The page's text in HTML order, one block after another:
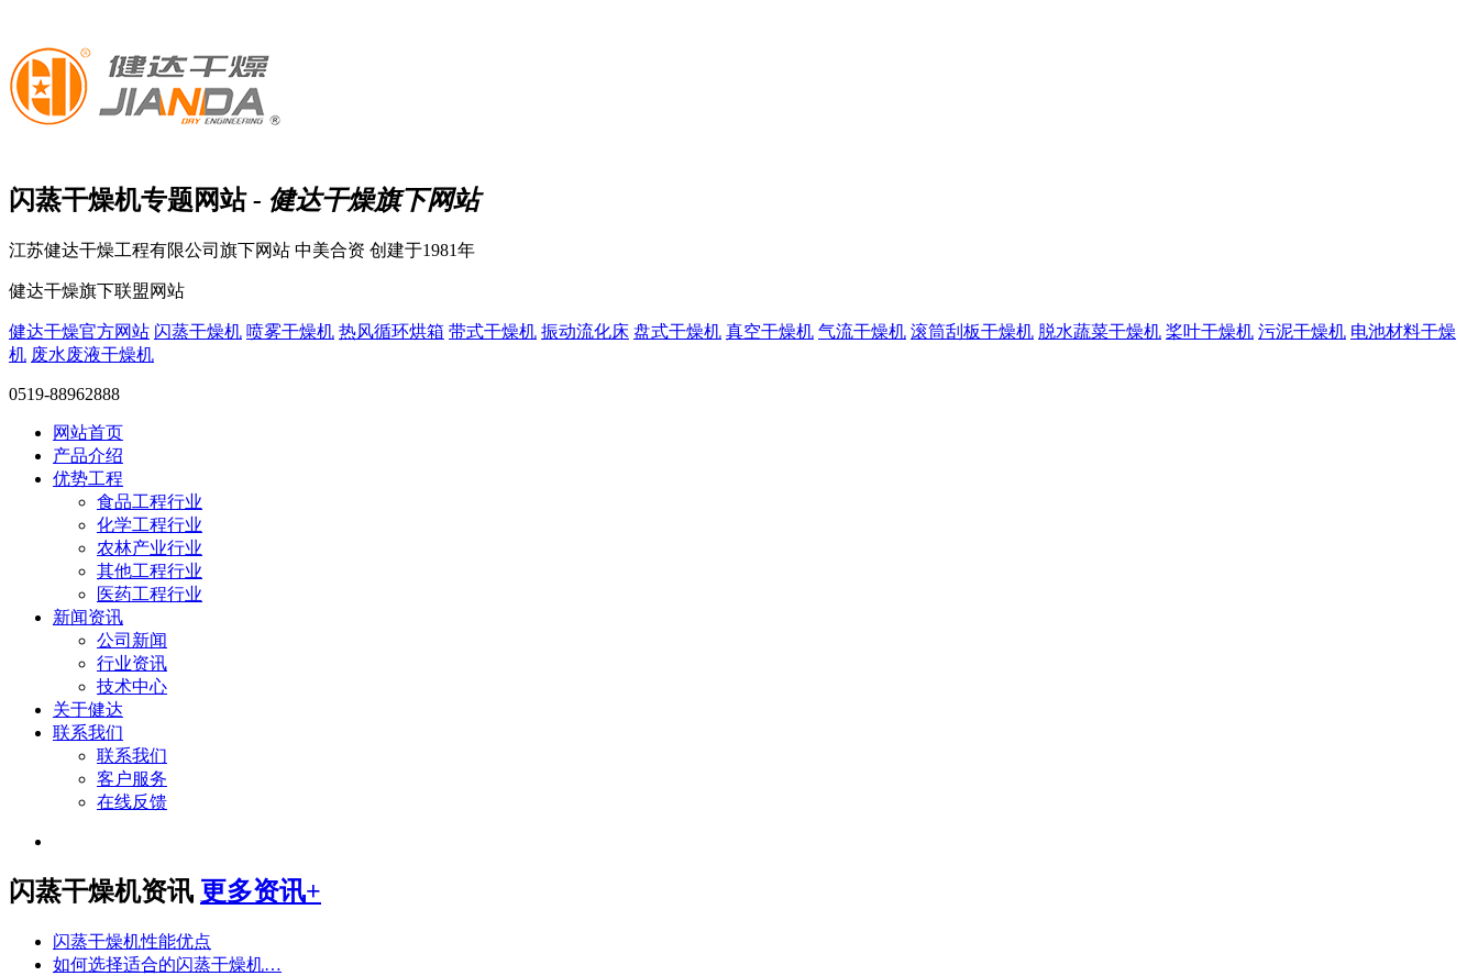
闪蒸干燥机专题网站- 健达干燥旗下网站
江苏健达干燥工程有限公司旗下网站 中美合资 创建于1981年
健达干燥旗下联盟网站
健达干燥官方网站 闪蒸干燥机 喷雾干燥机 热风循环烘箱 带式干燥机 振动流化床 盘式干燥机 真空干燥机 气流干燥机 滚筒刮板干燥机 脱水蔬菜干燥机 桨叶干燥机 污泥干燥机 电池材料干燥
机 废水废液干燥机
0519-88962888
网站首页
产品介绍
优势工程
食品工程行业
化学工程行业
农林产业行业
其他工程行业
医药工程行业
新闻资讯
公司新闻
行业资讯
技术中心
关于健达
联系我们
联系我们
客户服务
在线反馈
闪蒸干燥机资讯 更多资讯+
闪蒸干燥机性能优点
如何选择适合的闪蒸干燥机…